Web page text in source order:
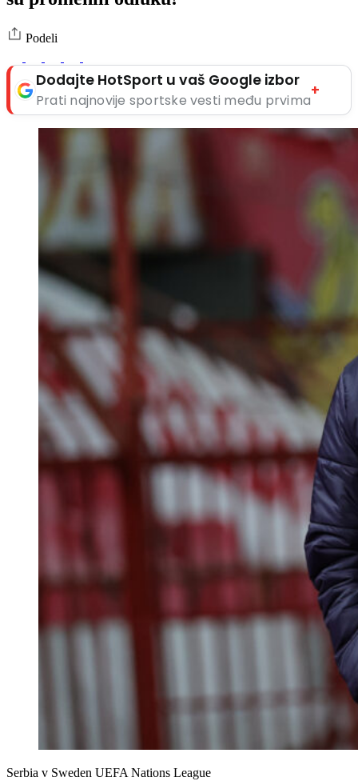
Podeli
Dodajte HotSport u vaš Google izbor
Prati najnovije sportske vesti među prvima
+
Serbia v Sweden UEFA Nations League